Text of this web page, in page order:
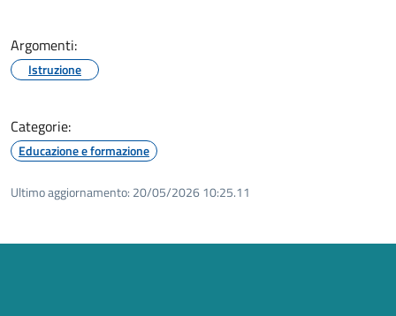
Argomenti:
Istruzione
Categorie:
Educazione e formazione
Ultimo aggiornamento: 20/05/2026 10:25.11